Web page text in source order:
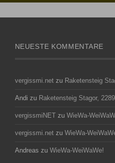
NEUESTE KOMMENTARE
vergissmi.netzu Raketensteig
Andi zu Raketensteig Stagor,
vergissmiNET zu WieWa-
vergissmi.netzu WieWa-
Andreas zu WieWa-WeiWaWe!